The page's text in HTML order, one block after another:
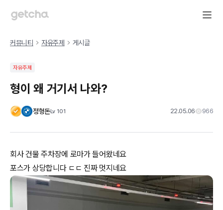
커뮤니티 자유주제 게시글
자유주제
형이 왜 거기서 나와?
정형돈Lv 101 22.05.06 966
회사 건물 주차장에 로마가 들어왔네요
포스가 상당합니다 ㄷㄷ 진짜 멋지네요